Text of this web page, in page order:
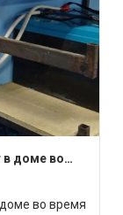
в доме во
на
во время